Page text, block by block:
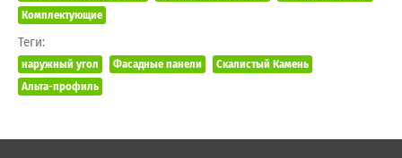
Комплектующие
Теги:
наружный угол Фасадные панели
Скалистый Камень
Альта-профиль